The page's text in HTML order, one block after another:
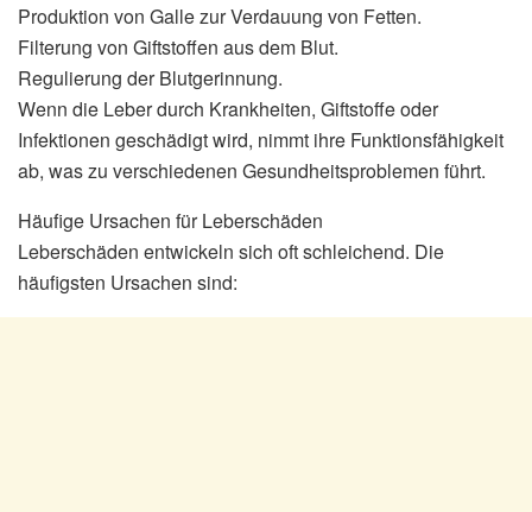
Produktion von Galle zur Verdauung von Fetten.
Filterung von Giftstoffen aus dem Blut.
Regulierung der Blutgerinnung.
Wenn die Leber durch Krankheiten, Giftstoffe oder
Infektionen geschädigt wird, nimmt ihre Funktionsfähigkeit
ab, was zu verschiedenen Gesundheitsproblemen führt.
Häufige Ursachen für Leberschäden
Leberschäden entwickeln sich oft schleichend. Die
häufigsten Ursachen sind: